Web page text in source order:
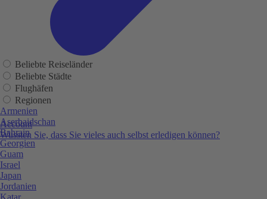
Account
Wussten Sie, dass Sie vieles auch selbst erledigen können?
Beliebte Reiseländer
Beliebte Städte
Flughäfen
Regionen
Armenien
Aserbaidschan
Bahrain
Georgien
Guam
Israel
Japan
Jordanien
Katar